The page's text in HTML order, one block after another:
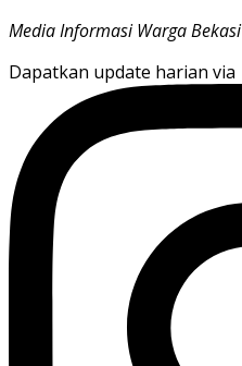
Media Informasi Warga Bekasi
Dapatkan update harian via